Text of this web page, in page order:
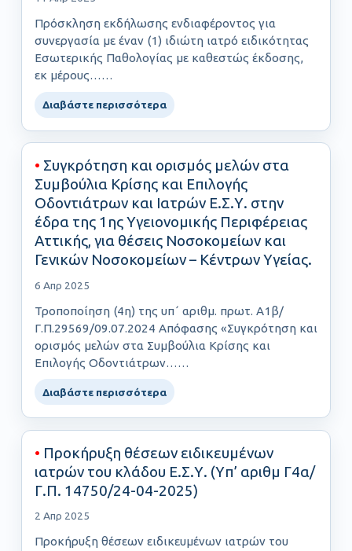
Πρόσκληση εκδήλωσης ενδιαφέροντος για
συνεργασία με έναν (1) ιδιώτη ιατρό ειδικότητας
Εσωτερικής Παθολογίας με καθεστώς έκδοσης,
εκ μέρους……
Διαβάστε περισσότερα
• Συγκρότηση και ορισμός μελών στα
Συμβούλια Κρίσης και Επιλογής
Οδοντιάτρων και Ιατρών Ε.Σ.Υ. στην
έδρα της 1ης Υγειονομικής Περιφέρειας
Αττικής, για θέσεις Νοσοκομείων και
Γενικών Νοσοκομείων – Κέντρων Υγείας.
6 Απρ 2025
Τροποποίηση (4η) της υπ΄ αριθμ. πρωτ. Α1β/
Γ.Π.29569/09.07.2024 Απόφασης «Συγκρότηση και
ορισμός μελών στα Συμβούλια Κρίσης και
Επιλογής Οδοντιάτρων……
Διαβάστε περισσότερα
• Προκήρυξη θέσεων ειδικευμένων
ιατρών του κλάδου Ε.Σ.Υ. (Yπ’ αριθμ Γ4α/
Γ.Π. 14750/24-04-2025)
2 Απρ 2025
Προκήρυξη θέσεων ειδικευμένων ιατρών του